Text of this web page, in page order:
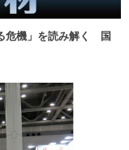
危機」を読み解く 国